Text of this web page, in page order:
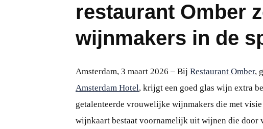
restaurant Omber
wijnmakers in de
Amsterdam, 3 maart 2026 – Bij Restaurant Omber,
Amsterdam Hotel, krijgt een goed glas wijn extra
getalenteerde vrouwelijke wijnmakers die met
wijnkaart bestaat voornamelijk uit wijnen die door